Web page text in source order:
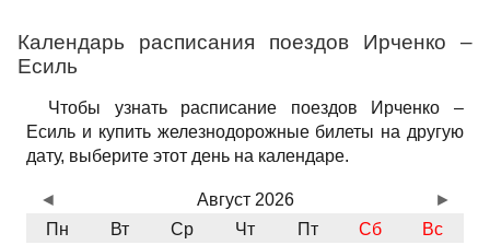
Календарь расписания поездов Ирченко –
Есиль
Чтобы узнать расписание поездов Ирченко –
Есиль и купить железнодорожные билеты на другую
дату, выберите этот день на календаре.
Август 2026
Пн
Вт Ср Чт Пт Сб
Вс
◄ ►